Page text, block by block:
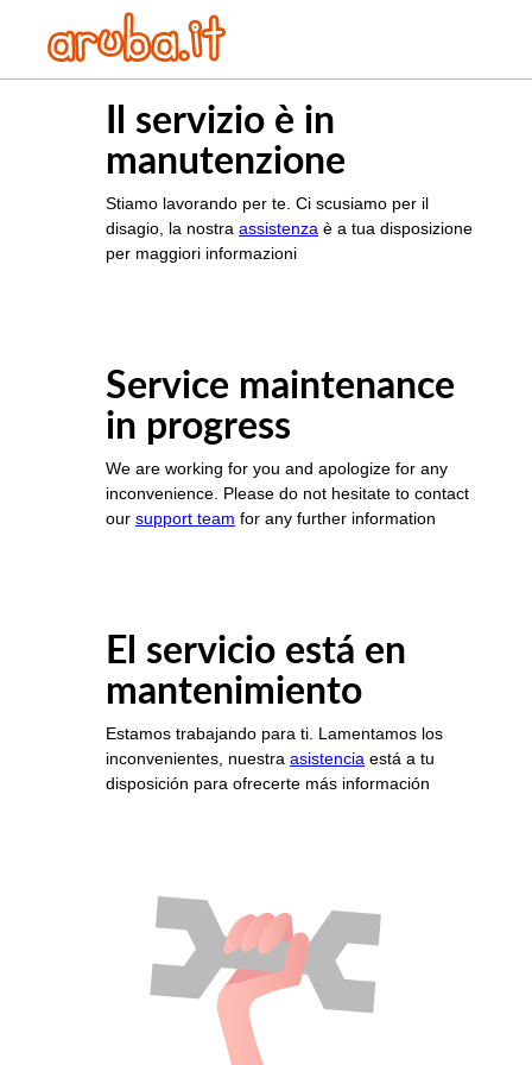
Il servizio è in
manutenzione
Stiamo lavorando per te. Ci scusiamo per il
disagio, la nostra assistenza è a tua disposizione
per maggiori informazioni
Service maintenance
in progress
We are working for you and apologize for any
inconvenience. Please do not hesitate to contact
our support team for any further information
El servicio está en
mantenimiento
Estamos trabajando para ti. Lamentamos los
inconvenientes, nuestra asistencia está a tu
disposición para ofrecerte más información